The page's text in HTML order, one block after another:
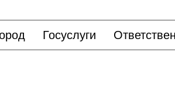
Госуслуги